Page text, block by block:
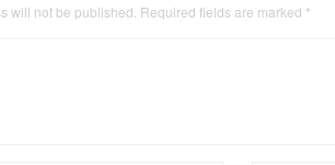
will not be published. Required fields are marked *